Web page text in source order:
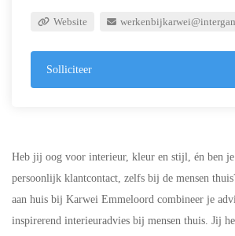
Website
Solliciteer
Heb jij oog voor interieur, kleur en stijl, én ben
persoonlijk klantcontact, zelfs bij de mensen
aan huis bij Karwei Emmeloord combineer je
inspirerend interieuradvies bij mensen thuis. Jij